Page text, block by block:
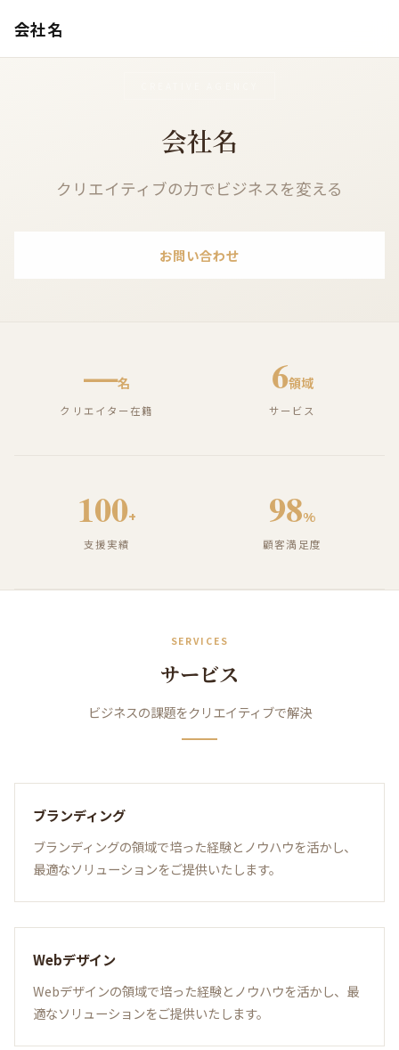
会社名
会社名
クリエイティブの力でビジネスを変える
お問い合わせ
—名
クリエイター在籍
6領域
サービス
100+
支援実績
98%
顧客満足度
SERVICES
サービス
ビジネスの課題をクリエイティブで解決
ブランディング
ブランディングの領域で培った経験とノウハウを活かし、
最適なソリューションをご提供いたします。
Webデザイン
Webデザインの領域で培った経験とノウハウを活かし、最
適なソリューションをご提供いたします。